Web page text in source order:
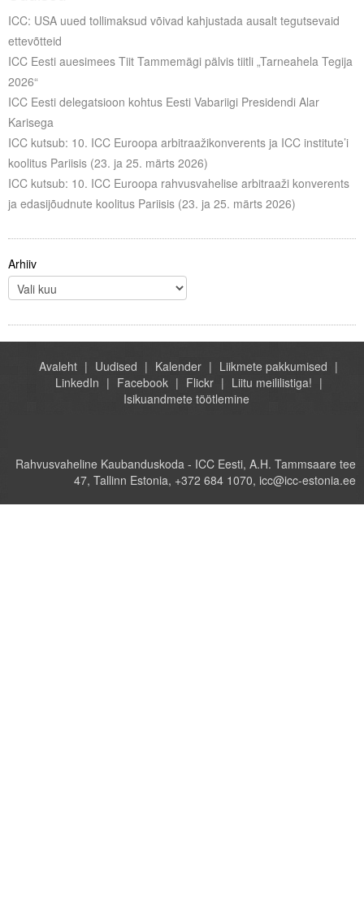
ICC: USA uued tollimaksud võivad kahjustada ausalt tegutsevaid
ettevõtteid
ICC Eesti auesimees Tiit Tammemägi pälvis tiitli „Tarneahela Tegija
2026“
ICC Eesti delegatsioon kohtus Eesti Vabariigi Presidendi Alar
Karisega
ICC kutsub: 10. ICC Euroopa arbitraažikonverents ja ICC institute’i
koolitus Pariisis (23. ja 25. märts 2026)
ICC kutsub: 10. ICC Euroopa rahvusvahelise arbitraaži konverents
ja edasijõudnute koolitus Pariisis (23. ja 25. märts 2026)
Arhiiv
Avaleht Uudised Kalender
Liikmete pakkumised
LinkedIn
Facebook Flickr
Liitu meililistiga!
Isikuandmete töötlemine
Rahvusvaheline Kaubanduskoda - ICC Eesti, A.H. Tammsaare tee
47, Tallinn Estonia, +372 684 1070, icc@icc-estonia.ee